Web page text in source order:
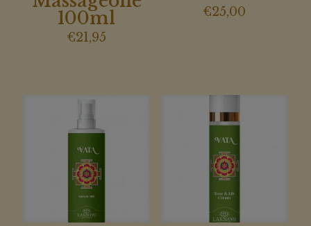
100ml
€21,95
€25,00